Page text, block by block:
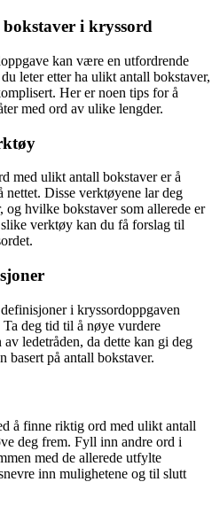
i kryssord
kan være en utfordrende
leter etter ha ulikt antall bokstaver,
Her er noen tips for å
med ord av ulike lengder.
med ulikt antall bokstaver er å
Disse verktøyene lar deg
hvilke bokstaver som allerede er
verktøy kan du få forslag til
i kryssordoppgaven
deg tid til å nøye vurdere
ledetråden, da dette kan gi deg
basert på antall bokstaver.
å finne riktig ord med ulikt antall
deg frem. Fyll inn andre ord i
med de allerede utfylte
inn mulighetene og til slutt